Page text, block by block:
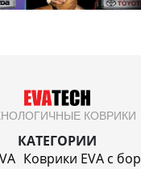
КОВРИКИ
КАТЕГОРИИ
Коврики EVA c